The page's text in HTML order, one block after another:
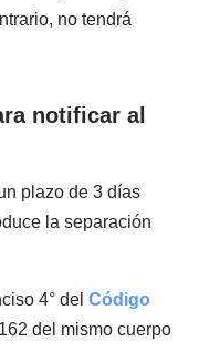
funciones
se busca
indirecto.
de
frente a un